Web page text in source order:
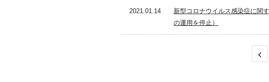
2021.01.14
新型コロナウイルス感染症に関
の運用を停止）